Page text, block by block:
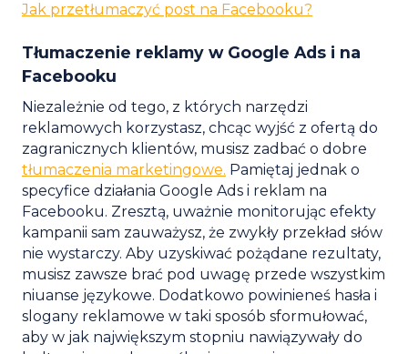
Jak przetłumaczyć post na Facebooku?
Tłumaczenie reklamy w Google Ads i na
Facebooku
Niezależnie od tego, z których narzędzi
reklamowych korzystasz, chcąc wyjść z ofertą do
zagranicznych klientów, musisz zadbać o dobre
tłumaczenia marketingowe. Pamiętaj jednak o
specyfice działania Google Ads i reklam na
Facebooku. Zresztą, uważnie monitorując efekty
kampanii sam zauważysz, że zwykły przekład słów
nie wystarczy. Aby uzyskiwać pożądane rezultaty,
musisz zawsze brać pod uwagę przede wszystkim
niuanse językowe. Dodatkowo powinieneś hasła i
slogany reklamowe w taki sposób sformułować,
aby w jak największym stopniu nawiązywały do